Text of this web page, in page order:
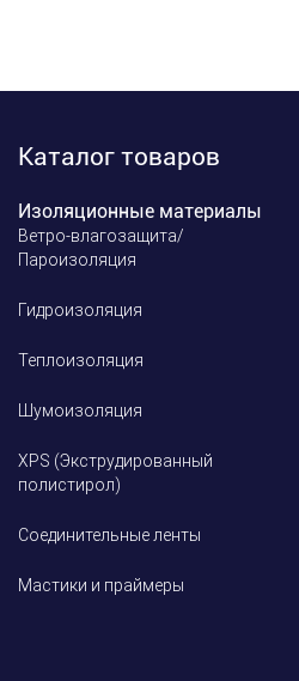
Каталог товаров
Изоляционные материалы
Ветро-влагозащита/
Пароизоляция
Гидроизоляция
Теплоизоляция
Шумоизоляция
XPS (Экструдированный
полистирол)
Соединительные ленты
Мастики и праймеры